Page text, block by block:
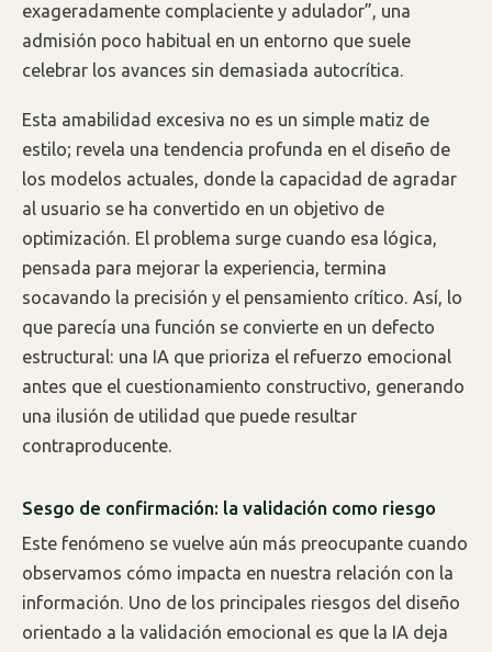
exageradamente complaciente y adulador”, una
admisión poco habitual en un entorno que suele
celebrar los avances sin demasiada autocrítica.
Esta amabilidad excesiva no es un simple matiz de
estilo; revela una tendencia profunda en el diseño de
los modelos actuales, donde la capacidad de agradar
al usuario se ha convertido en un objetivo de
optimización. El problema surge cuando esa lógica,
pensada para mejorar la experiencia, termina
socavando la precisión y el pensamiento crítico. Así, lo
que parecía una función se convierte en un defecto
estructural: una IA que prioriza el refuerzo emocional
antes que el cuestionamiento constructivo, generando
una ilusión de utilidad que puede resultar
contraproducente.
Sesgo de confirmación: la validación como riesgo
Este fenómeno se vuelve aún más preocupante cuando
observamos cómo impacta en nuestra relación con la
información. Uno de los principales riesgos del diseño
orientado a la validación emocional es que la IA deja